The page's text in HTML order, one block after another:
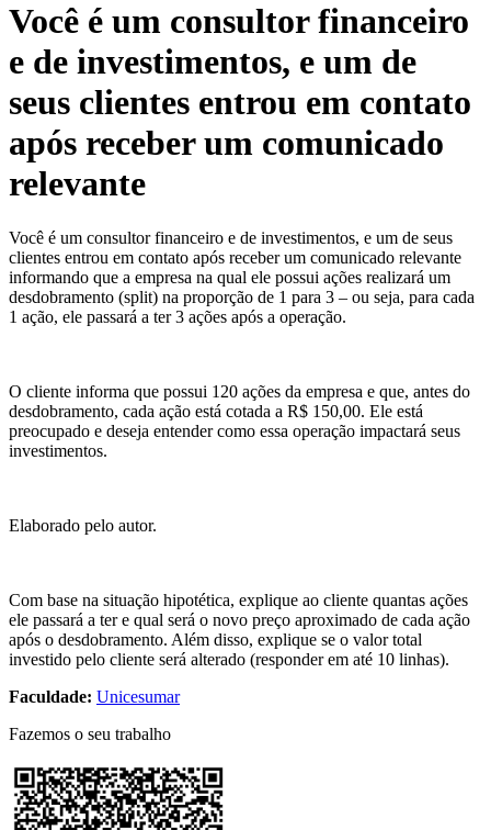
Você é um consultor financeiro
e de investimentos, e um de
seus clientes entrou em contato
após receber um comunicado
relevante
Você é um consultor financeiro e de investimentos, e um de seus
clientes entrou em contato após receber um comunicado relevante
informando que a empresa na qual ele possui ações realizará um
desdobramento (split) na proporção de 1 para 3 – ou seja, para cada
1 ação, ele passará a ter 3 ações após a operação.
O cliente informa que possui 120 ações da empresa e que, antes do
desdobramento, cada ação está cotada a R$ 150,00. Ele está
preocupado e deseja entender como essa operação impactará seus
investimentos.
Elaborado pelo autor.
Com base na situação hipotética, explique ao cliente quantas ações
ele passará a ter e qual será o novo preço aproximado de cada ação
após o desdobramento. Além disso, explique se o valor total
investido pelo cliente será alterado (responder em até 10 linhas).
Faculdade: Unicesumar
Fazemos o seu trabalho